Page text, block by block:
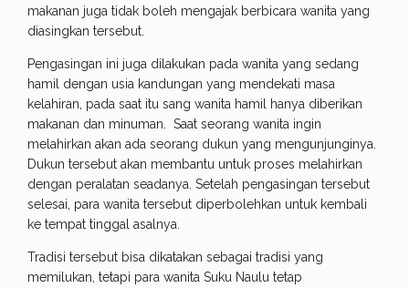
makanan juga tidak boleh mengajak berbicara wanita yang
diasingkan tersebut.
Pengasingan ini juga dilakukan pada wanita yang sedang
hamil dengan usia kandungan yang mendekati masa
kelahiran, pada saat itu sang wanita hamil hanya diberikan
makanan dan minuman. Saat seorang wanita ingin
melahirkan akan ada seorang dukun yang mengunjunginya.
Dukun tersebut akan membantu untuk proses melahirkan
dengan peralatan seadanya. Setelah pengasingan tersebut
selesai, para wanita tersebut diperbolehkan untuk kembali
ke tempat tinggal asalnya.
Tradisi tersebut bisa dikatakan sebagai tradisi yang
memilukan, tetapi para wanita Suku Naulu tetap